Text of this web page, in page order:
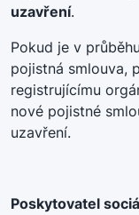
uzavření.
Pokud je v
pojistná smlouva,
registrujícímu
nové pojistné
uzavření.
Poskytovatel